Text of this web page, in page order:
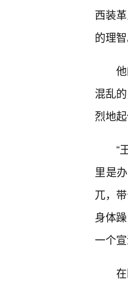
西装
的理
混乱
烈地起
“
里是
兀，
身体
一个宣